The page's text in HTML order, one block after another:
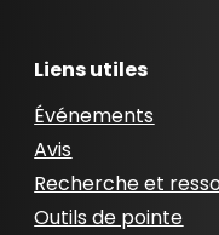
Liens utiles
Événements
Avis
Recherche et
Outils de pointe